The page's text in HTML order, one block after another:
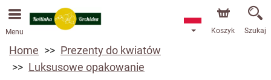
Przyjmujemy zamówienia za pośrednictwem naszego
sklepu internetowego. Najbliższy możliwy termin dostawy
to 13.08.2026 z powodu urlopu.
Menu Koszyk Szukaj
Home
Prezenty do kwiatów
Luksusowe opakowanie